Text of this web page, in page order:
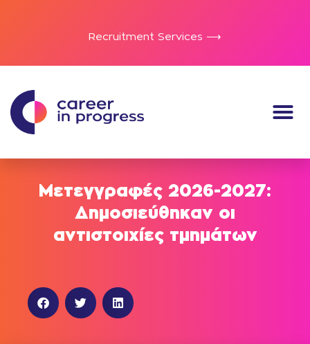
Recruitment Services ⟶
Μετεγγραφές 2026-2027:
Δημοσιεύθηκαν οι
αντιστοιχίες τμημάτων